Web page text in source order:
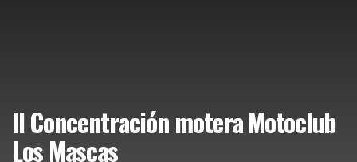
II Concentración motera Motoclub
Los Mascas